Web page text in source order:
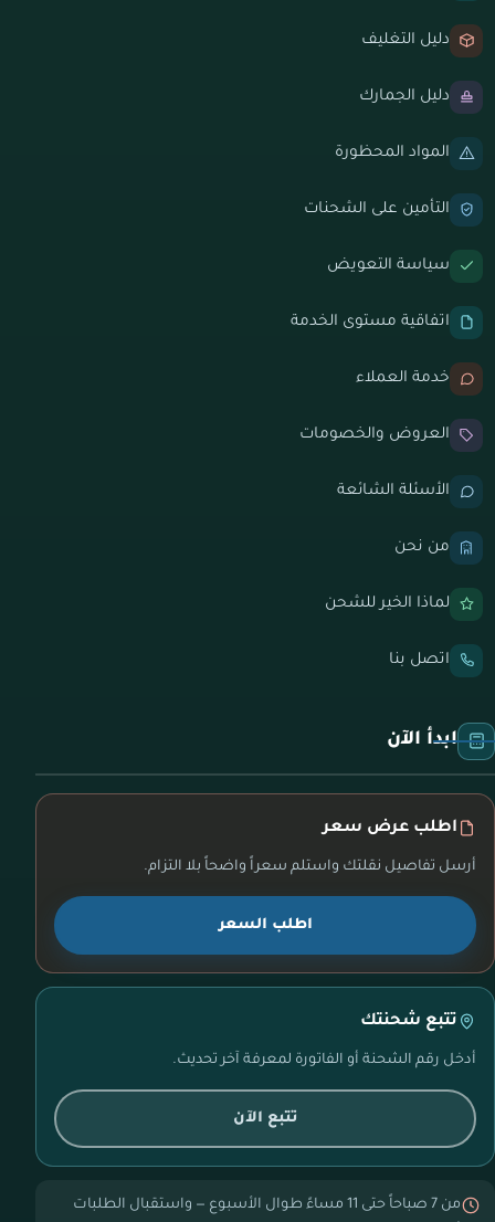
دليل التغليف
دليل الجمارك
المواد المحظورة
التأمين على الشحنات
سياسة التعويض
اتفاقية مستوى الخدمة
خدمة العملاء
العروض والخصومات
الأسئلة الشائعة
من نحن
لماذا الخير للشحن
اتصل بنا
ابدأ الآن
اطلب عرض سعر
أرسل تفاصيل نقلتك واستلم سعراً واضحاً بلا التزام.
اطلب السعر
تتبع شحنتك
أدخل رقم الشحنة أو الفاتورة لمعرفة آخر تحديث.
تتبع الآن
من 7 صباحاً حتى 11 مساءً طوال الأسبوع — واستقبال الطلبات